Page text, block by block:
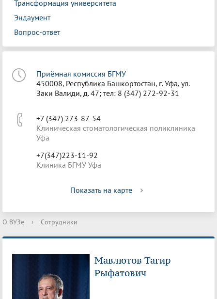
Трансформация университета
Эндаумент
Вопрос-ответ
Приёмная комиссия БГМУ
450008, Республика Башкортостан, г. Уфа, ул.
Заки Валиди, д. 47; тел: 8 (347) 272-92-31
+7 (347) 273-87-54
Клиническая стоматологическая поликлиника
Уфа
+7(347)223-11-92
Клиника БГМУ Уфа
Показать на карте
О ВУЗе › Сотрудники
Мавлютов Тагир
Рыфатович